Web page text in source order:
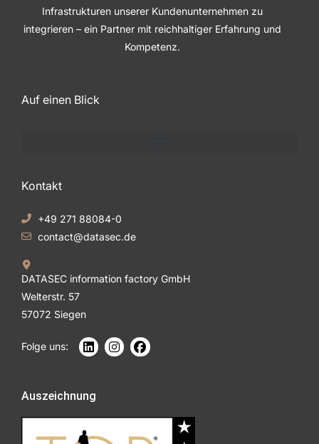
Infrastrukturen unserer Kundenunternehmen zu
integrieren – ein Partner mit reichhaltiger Erfahrung und
Kompetenz.
Auf einen Blick
Kontakt
+49 271 88084-0
contact@datasec.de
DATASEC information factory GmbH
Welterstr. 57
57072 Siegen
Folge uns:
Auszeichnung